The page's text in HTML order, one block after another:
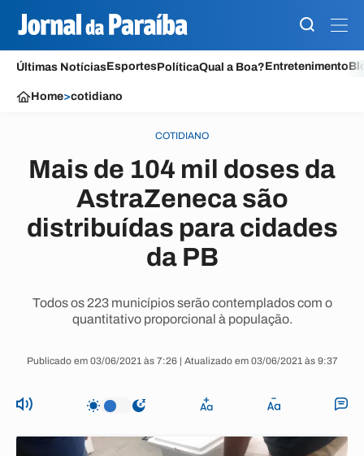
Últimas NotíciasEsportesPolíticaQual a Boa?Entretenimento
Home>cotidiano
COTIDIANO
Mais de 104 mil doses da
AstraZeneca são
distribuídas para cidades
da PB
Todos os 223 municípios serão contemplados com o
quantitativo proporcional à população.
Publicado em 03/06/2021 às 7:26 | Atualizado em 03/06/2021 às 9:37